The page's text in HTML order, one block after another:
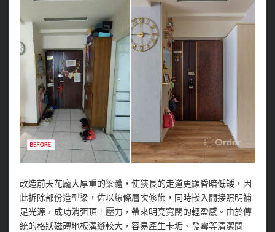
改造前天花龐大厚重的梁體，使狹長的走道更顯昏暗低矮，因
此拆除部份造型梁，佐以線條層次修飾，同時嵌入間接照明補
足光源，成功消弭頂上壓力，帶來明亮寬闊的輕盈感。由於傳
統的格狀磁磚地板溝縫較大，容易產生卡垢、發霉等清潔問